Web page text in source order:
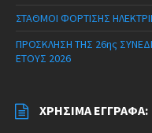
ΣΤΑΘΜΟΙ ΦΟΡΤΙΣΗΣ
ΠΡΟΣΚΛΗΣΗ ΤΗΣ 26ης
ΕΤΟΥΣ 2026
ΧΡΉΣΙΜΑ ΈΓΓΡΑΦΑ: